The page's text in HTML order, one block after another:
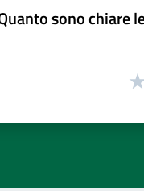
sono chiare